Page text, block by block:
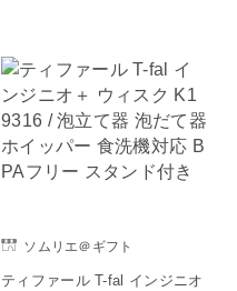
ソムリエ＠ギフト
ティファール T-fal インジニオ